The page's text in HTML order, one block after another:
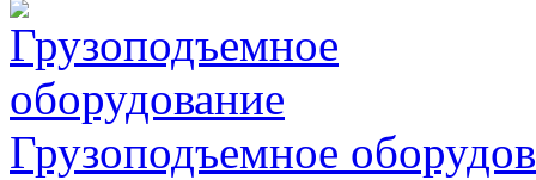
Грузоподъемное